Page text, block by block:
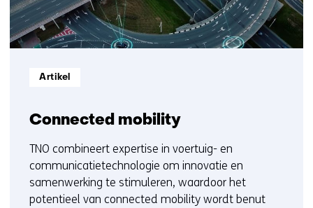
s
t
Connected mobility
Informatietype:
Artikel
TNO combineert expertise in voertuig- en
communicatietechnologie om innovatie en
samenwerking te stimuleren, waardoor het
potentieel van connected mobility wordt benut